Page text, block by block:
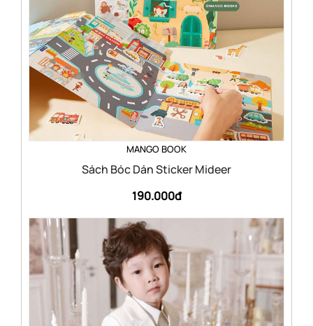
MANGO BOOK
Sách Bóc Dán Sticker Mideer
190.000đ